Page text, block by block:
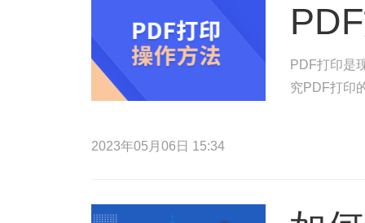
PDF打印是
究PDF打印
2023年05月06日 15:34